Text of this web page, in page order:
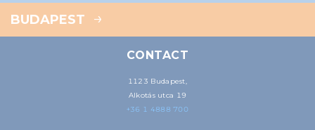
BUDAPEST
CONTACT
1123 Budapest,
Alkotás utca 19
+36 1 4888 700